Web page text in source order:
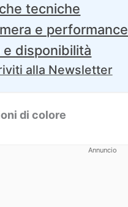
tecniche
e performance
e disponibilità
alla Newsletter
di colore
Annuncio